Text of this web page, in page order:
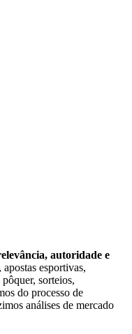
autoridade e
esportivas,
sorteios,
do processo de
análises de mercado